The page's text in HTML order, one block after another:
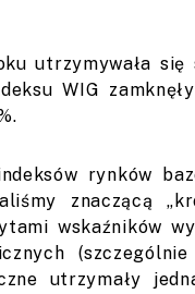
utrzymywała
WIG
rynków
znaczącą
wskaźników
utrzymały